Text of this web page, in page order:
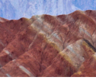
要
博士后管理
人才招聘
年度考核
科研
通知
科研